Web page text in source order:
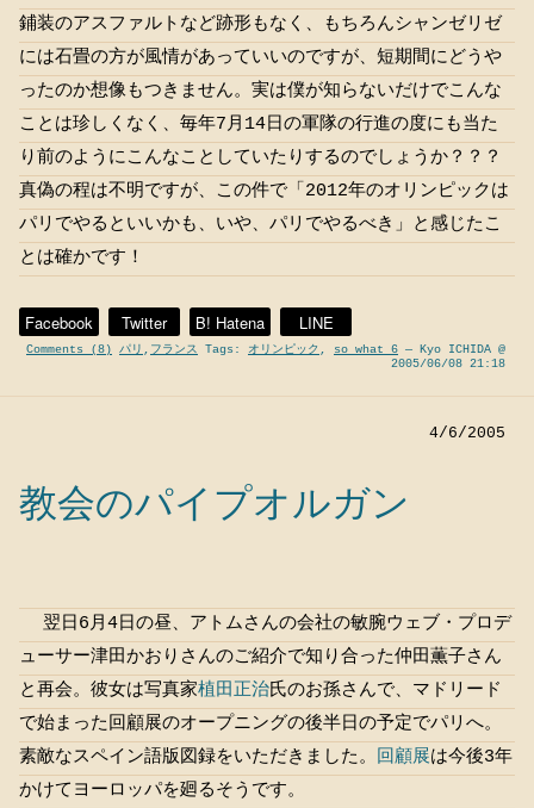
鋪装のアスファルトなど跡形もなく、もちろんシャンゼリゼ
には石畳の方が風情があっていいのですが、短期間にどうや
ったのか想像もつきません。実は僕が知らないだけでこんな
ことは珍しくなく、毎年7月14日の軍隊の行進の度にも当た
り前のようにこんなことしていたりするのでしょうか？？？
真偽の程は不明ですが、この件で「2012年のオリンピックは
パリでやるといいかも、いや、パリでやるべき」と感じたこ
とは確かです！
Facebook Twitter B! Hatena LINE
Comments (8) パリ , フランス Tags: オリンピック , so what 6 — Kyo ICHIDA @
2005/06/08 21:18
4/6/2005
教会のパイプオルガン
翌日6月4日の昼、アトムさんの会社の敏腕ウェブ・プロデ
ューサー津田かおりさんのご紹介で知り合った仲田薫子さん
と再会。彼女は写真家植田正治氏のお孫さんで、マドリード
で始まった回顧展のオープニングの後半日の予定でパリへ。
素敵なスペイン語版図録をいただきました。
回顧展は今後3年
かけてヨーロッパを廻るそうです。